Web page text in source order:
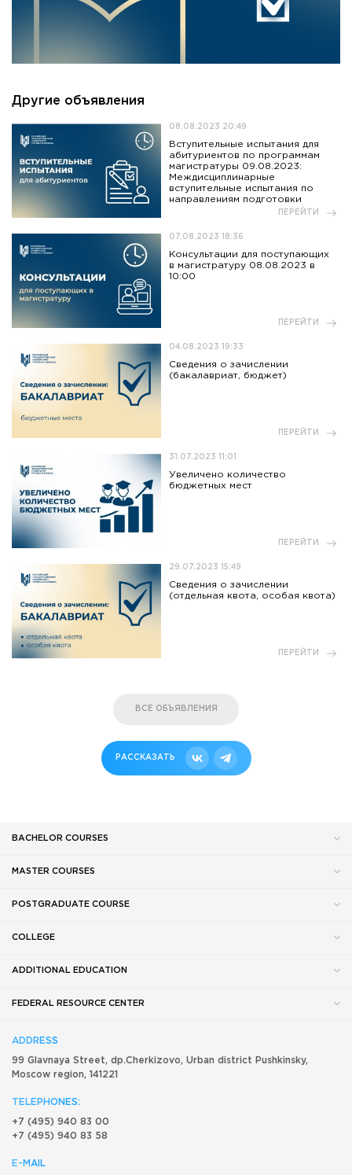
Другие объявления
08.08.2023 20:49
Вступительные испытания для
абитуриентов по программам
магистратуры 09.08.2023:
Междисциплинарные
вступительные испытания по
направлениям подготовки
ПЕРЕЙТИ
07.08.2023 18:36
Консультации для поступающих
в магистратуру 08.08.2023 в
10:00
ПЕРЕЙТИ
04.08.2023 19:33
Сведения о зачислении
(бакалавриат, бюджет)
ПЕРЕЙТИ
31.07.2023 11:01
Увеличено количество
бюджетных мест
ПЕРЕЙТИ
29.07.2023 15:49
Сведения о зачислении
(отдельная квота, особая квота)
ПЕРЕЙТИ
ВСЕ ОБЪЯВЛЕНИЯ
РАССКАЗАТЬ
BACHELOR COURSES
MASTER COURSES
POSTGRADUATE COURSE
COLLEGE
ADDITIONAL EDUCATION
FEDERAL RESOURCE CENTER
ADDRESS
99 Glavnaya Street, dp.Cherkizovo, Urban district Pushkinsky,
Moscow region, 141221
TELEPHONES:
+7 (495) 940 83 00
+7 (495) 940 83 58
E-MAIL